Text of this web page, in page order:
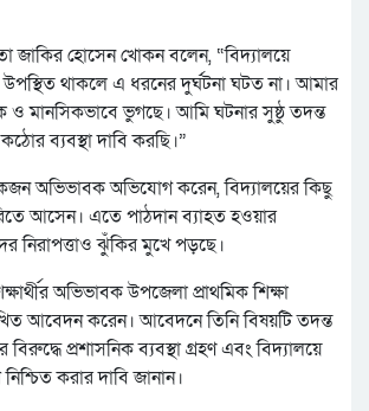
জাকির হোসেন খোকন বলেন, “বিদ্যালয়ে
থাকলে এ ধরনের দুর্ঘটনা ঘটত না। আমার
ও মানসিকভাবে ভুগছে। আমি ঘটনার সুষ্ঠু তদন্ত
ব্যবস্থা দাবি করছি।”
অভিভাবক অভিযোগ করেন, বিদ্যালয়ের কিছু
আসেন। এতে পাঠদান ব্যাহত হওয়ার
নিরাপত্তাও ঝুঁকির মুখে পড়ছে।
অভিভাবক উপজেলা প্রাথমিক শিক্ষা
আবেদন করেন। আবেদনে তিনি বিষয়টি তদন্ত
প্রশাসনিক ব্যবস্থা গ্রহণ এবং বিদ্যালয়ে
করার দাবি জানান।